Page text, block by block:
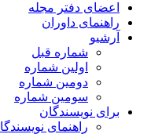
اعضای دفتر مجله
راهنمای داوران
آرشیو
شماره قبل
اولین شماره
دومین شماره
سومین شماره
برای نویسندگان
راهنمای نویسندگان